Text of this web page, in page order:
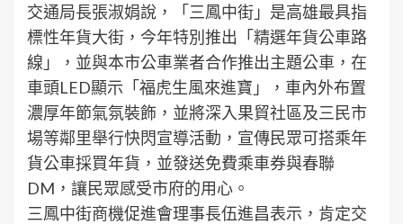
交通局長張淑娟說，「三鳳中街」是高雄最具指
標性年貨大街，今年特別推出「精選年貨公車路
線」，並與本市公車業者合作推出主題公車，在
車頭LED顯示「福虎生風來進寶」，車內外布置
濃厚年節氣氛裝飾，並將深入果貿社區及三民市
場等鄰里舉行快閃宣導活動，宣傳民眾可搭乘年
貨公車採買年貨，並發送免費乘車券與春聯
DM，讓民眾感受市府的用心。
三鳳中街商機促進會理事長伍進昌表示，肯定交